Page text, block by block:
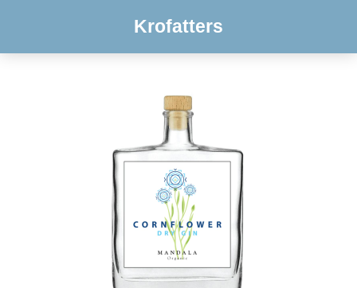
Krofatters